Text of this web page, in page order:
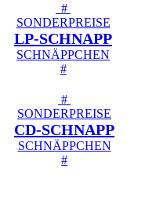
#
SONDERPREISE
LP-SCHNAPP
SCHNÄPPCHEN
#
#
SONDERPREISE
CD-SCHNAPP
SCHNÄPPCHEN
#